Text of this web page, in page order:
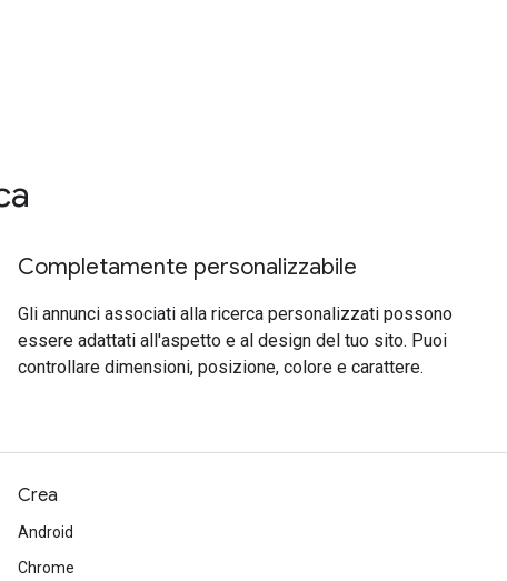
Completamente personalizzabile
Gli annunci associati alla ricerca personalizzati possono
essere adattati all'aspetto e al design del tuo sito. Puoi
controllare dimensioni, posizione, colore e carattere.
Crea
Android
Chrome